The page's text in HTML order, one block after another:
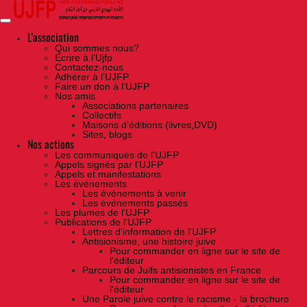
Skip
the
contentL'association
Qui sommes nous?
Ecrire à l’Ujfp
Contactez-nous
Adhérer à l’UJFP
Faire un don à l’UJFP
Nos amis
Associations partenaires
Collectifs
Maisons d’éditions (livres,DVD)
Sites, blogs
Nos actions
Les communiqués de l'UJFP
Appels signés par l'UJFP
Appels et manifestations
Les événements
Les événements à venir
Les événements passés
Les plumes de l'UJFP
Publications de l'UJFP
Lettres d'information de l'UJFP
Antisionisme, une histoire juive
Pour commander en ligne sur le site de
l'éditeur
Parcours de Juifs antisionistes en France
Pour commander en ligne sur le site de
l'éditeur
Une Parole juive contre le racisme - la brochure